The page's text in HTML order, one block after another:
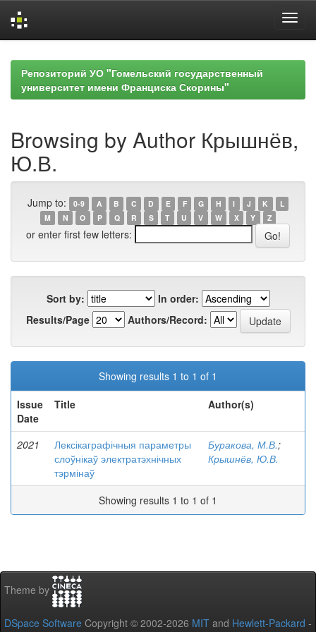
navigationРепозиторий УО "Гомельский государственный
университет имени Франциска Скорины"
Browsing by Author Крышнёв,
Ю.В.
Jump to: 0-9 A B C D E F G H I J K
L
M
N O P Q R S T U V W X Y Z
or enter first few letters:
Sort by:
In order:
Results/Page
Authors/Record:
Showing results 1 to 1 of 1
Issue
Date
Title Author(s)
2021
Лексікаграфічныя параметры
слоўнікаў электратэхнічных
тэрмінаў
Буракова, М.В.;
Крышнёв, Ю.В.
Showing results 1 to 1 of 1
Theme by
DSpace Software Copyright © 2002-2026 MIT and Hewlett-Packard -